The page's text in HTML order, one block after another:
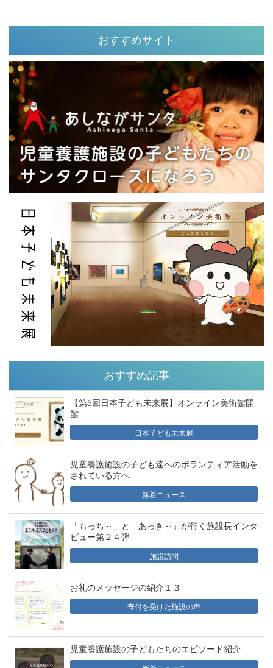
おすすめサイト
おすすめ記事
【第5回日本子ども未来展】オンライン美術館開
館
日本子ども未来展
児童養護施設の子ども達へのボランティア活動を
されている方へ
新着ニュース
「もっち～」と「あっき～」が行く施設長インタ
ビュー第２４弾
施設訪問
お礼のメッセージの紹介１３
寄付を受けた施設の声
児童養護施設の子どもたちのエピソード紹介